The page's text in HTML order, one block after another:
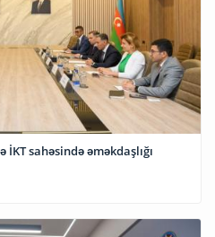
sahəsində əməkdaşlığı